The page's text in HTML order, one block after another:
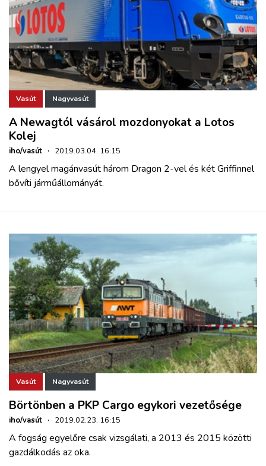
Vasút Nagyvasút
A Newagtól vásárol mozdonyokat a Lotos
Kolej
iho/vasút · 2019.03.04. 16:15
A lengyel magánvasút három Dragon 2-vel és két Griffinnel
bővíti járműállományát.
Vasút Nagyvasút
Börtönben a PKP Cargo egykori vezetősége
iho/vasút · 2019.02.23. 16:15
A fogság egyelőre csak vizsgálati, a 2013 és 2015 közötti
gazdálkodás az oka.